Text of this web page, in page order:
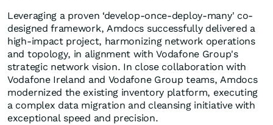
Leveraging a proven ‘develop-once-deploy-many' co-
designed framework, Amdocs successfully delivered a
high-impact project, harmonizing network operations
and topology, in alignment with Vodafone Group's
strategic network vision. In close collaboration with
Vodafone Ireland and Vodafone Group teams, Amdocs
modernized the existing inventory platform, executing
a complex data migration and cleansing initiative with
exceptional speed and precision.